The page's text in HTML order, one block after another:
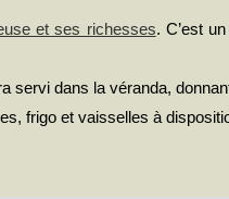
et ses richesses. C’est
dans la véranda,
frigo et vaisselles à